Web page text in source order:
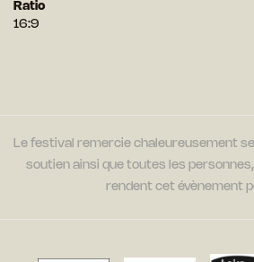
Ratio
16:9
Le festival remercie chaleureusement
soutien ainsi que toutes les personnes,
rendent cet évènement